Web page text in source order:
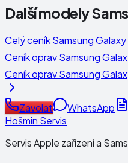
Další modely
Celý ceníkSamsung Galaxy
Ceník opravSamsung
Ceník opravSamsung
Zavolat WhatsApp
Hošmin Servis
Servis Apple zařízení a